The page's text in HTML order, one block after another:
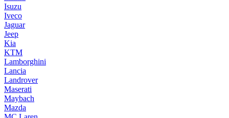
Isuzu
Iveco
Jaguar
Jeep
Kia
KTM
Lamborghini
Lancia
Landrover
Maserati
Maybach
Mazda